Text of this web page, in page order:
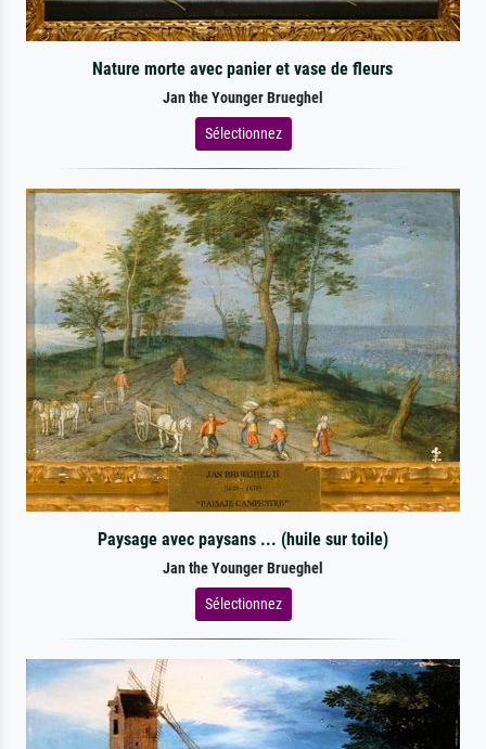
Nature morte avec panier et vase de fleurs
Jan the Younger Brueghel
Sélectionnez
Paysage avec paysans ... (huile sur toile)
Jan the Younger Brueghel
Sélectionnez